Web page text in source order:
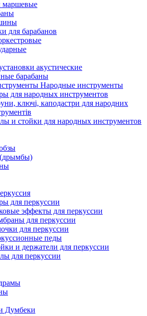
маршевые
для барабанов
акустические
барабаны
Народные инструменты
для народных инструментов
ключі, каподастри для народних
и стойки для народных инструментов
для перкуссии
эффекты для перкуссии
для перкуссии
для перкуссии
педы
и держатели для перкуссии
для перкуссии
Думбеки